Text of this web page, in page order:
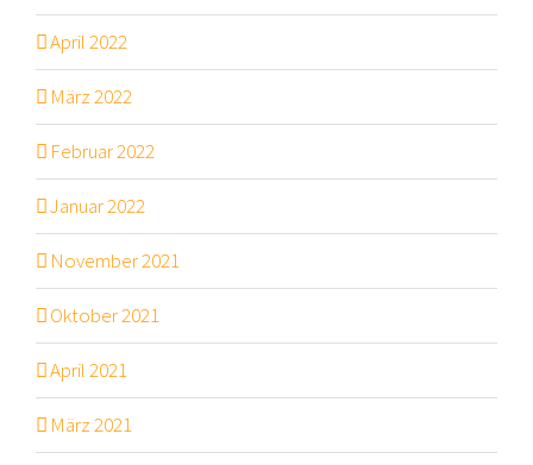
April 2022
März 2022
Februar 2022
Januar 2022
November 2021
Oktober 2021
April 2021
März 2021